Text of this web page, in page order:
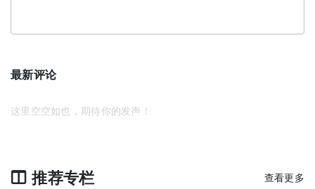
最新评论
这里空空如也，期待你的发声！
推荐专栏 查看更多